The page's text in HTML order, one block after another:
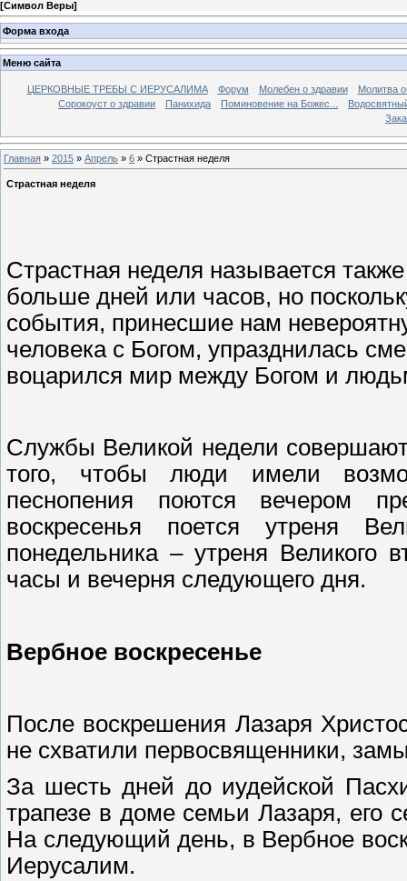
[Символ Веры]
Форма входа
Меню сайта
ЦЕРКОВНЫЕ ТРЕБЫ С ИЕРУСАЛИМА Форум Молебен о здравии
Молитва
Сорокоуст о здравии
Панихида Поминовение на Божес...
Главная » 2015 » Апрель » 6 » Страстная неделя
Страстная неделя
Страстная неделя называется
больше дней или часов, но
события, принесшие нам
человека с Богом, упразднилась
воцарился мир между Богом и
Службы Великой недели
того, чтобы люди имели
песнопения поются вечером
воскресенья поется утреня
понедельника – утреня Великого
часы и вечерня следующего дня.
Вербное воскресенье
После воскрешения Лазаря
не схватили первосвященники,
За шесть дней до иудейской
трапезе в доме семьи Лазаря, его
На следующий день, в Вербное
Иерусалим.